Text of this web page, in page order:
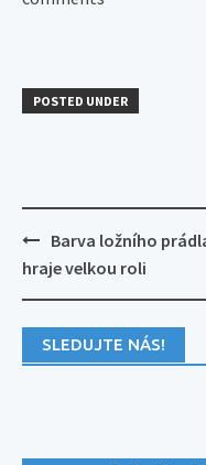
POSTED UNDER
Post
navigation
Barva ložního
hraje velkou roli
SLEDUJTE NÁS!